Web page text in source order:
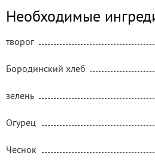
Необходимые
творог
Бородинский хлеб
зелень
Огурец
Чеснок